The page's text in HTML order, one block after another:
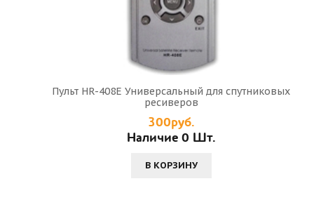
Пульт HR-408E Универсальный для спутниковых
ресиверов
300руб.
Наличие 0 Шт.
В КОРЗИНУ